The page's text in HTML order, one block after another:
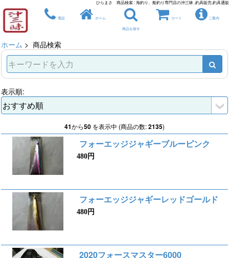
ひらまさ 商品検索 : 海釣り、船釣り専門店の沖三昧 ,釣具販売,釣具通販
電話 ホーム
商品を探す
カート ご案内
ホーム > 商品検索
表示順:
41から50 を表示中 (商品の数:2135)
フォーエッジジャギーブルーピンク
480円
フォーエッジジャギーレッドゴールド
480円
2020フォースマスター6000